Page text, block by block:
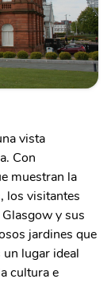
vista
Con
muestran la
los visitantes
y sus
jardines que
un lugar ideal
cultura e